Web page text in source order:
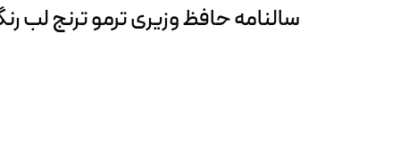
سالنامه حافظ وزیری ترمو ترنج لب